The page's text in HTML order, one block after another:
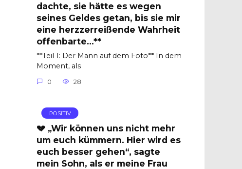
dachte, sie hätte es wegen
seines Geldes getan, bis sie mir
eine herzzerreißende Wahrheit
offenbarte…**
**Teil 1: Der Mann auf dem Foto** In dem
Moment, als
0 28
POSITIV
💔 „Wir können uns nicht mehr
um euch kümmern. Hier wird es
euch besser gehen“, sagte
mein Sohn, als er meine Frau